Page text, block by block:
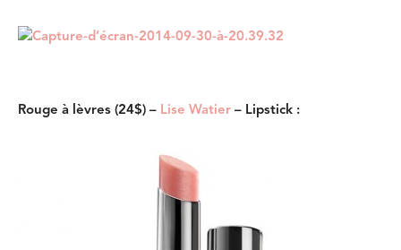
Rouge à lèvres (24$) – Lise Watier – Lipstick :